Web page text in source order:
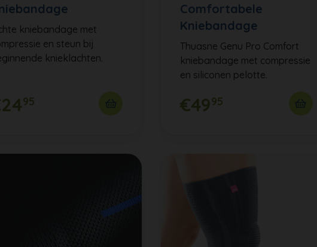
kniebandage met
en steun bij
knieklachten.
95
Comfortabele
Kniebandage
Thuasne Genu Pro Comfort
kniebandage met compressie
en siliconen pelotte.
€4995